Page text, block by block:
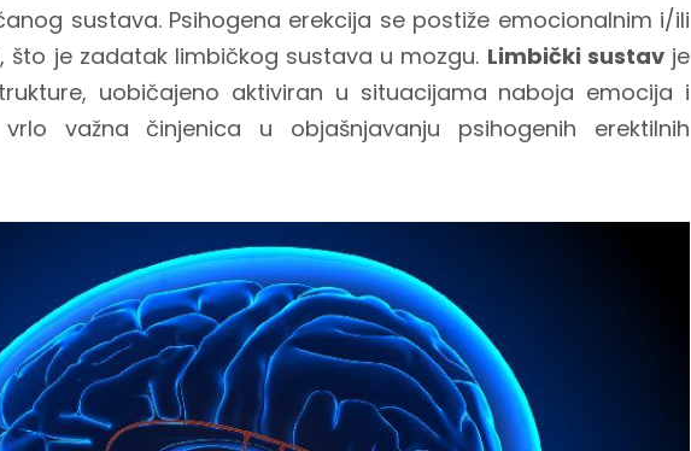
sustava. Psihogena erekcija se postiže emocionalnim i/ili
što je zadatak limbičkog sustava u mozgu. Limbički sustavje
uobičajeno aktiviran u situacijama naboja emocija i
važna činjenica u objašnjavanju psihogenih erektilnih